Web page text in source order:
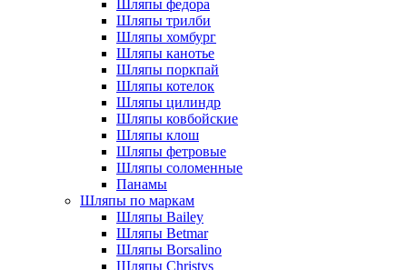
Шляпы федора
Шляпы трилби
Шляпы хомбург
Шляпы канотье
Шляпы поркпай
Шляпы котелок
Шляпы цилиндр
Шляпы ковбойские
Шляпы клош
Шляпы фетровые
Шляпы соломенные
Панамы
Шляпы по маркам
Шляпы Bailey
Шляпы Betmar
Шляпы Borsalino
Шляпы Christys